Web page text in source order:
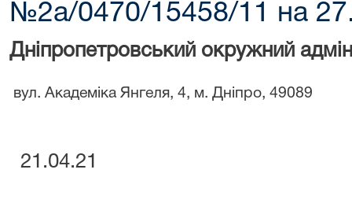
№2а/0470/15458/11 на
Дніпропетровський окружний
вул. Академіка Янгеля, 4, м. Дніпро, 49089
21.04.21